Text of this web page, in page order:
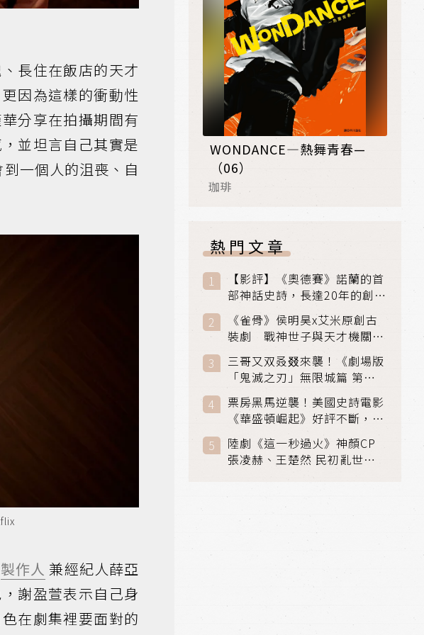
長住在飯店的天才
因為這樣的衝動性
分享在拍攝期間有
並坦言自己其實是
一個人的沮喪、自
製作人 兼經紀人薛亞
謝盈萱表示自己身
在劇集裡要面對的
WONDANCE—熱舞青春—
（06）
珈琲
熱門文章
【影評】《奧德賽》諾蘭的首
部神話史詩，長達20年的創傷
與贖罪之旅
《雀骨》侯明昊x艾米原創古
裝劇 戰神世子與天才機關師
聯手攻克身世之謎
三哥又双叒叕來襲！《劇場版
「鬼滅之刃」無限城篇 第一
章》 七月首登串流平台
票房黑馬逆襲！美國史詩電影
《華盛頓崛起》好評不斷，輾
壓《玩具總動員5》、《超少
女》
陸劇《這一秒過火》神顏CP
張凌赫、王楚然 民初亂世、